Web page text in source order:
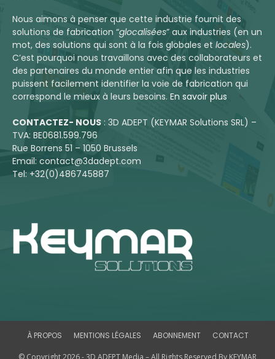
Nous aimons à penser que cette industrie fournit des
solutions de fabrication “glocalisées” aux industries (en un
mot, des solutions qui sont à la fois globales et locales).
C’est pourquoi nous travaillons avec des collaborateurs et
des partenaires du monde entier afin que les industries
puissent facilement identifier la voie de fabrication qui
correspond le mieux à leurs besoins. En savoir plus
CONTACTEZ- NOUS : 3D ADEPT (KEYMAR Solutions SRL) –
TVA: BE0681.599.796
Rue Borrens 51 – 1050 Brussels
Email: contact@3dadept.com
Tel: +32(0)486745887
À PROPOS MENTIONS LÉGALES ABONNEMENT CONTACT
© Copyright 2026 - 3D ADEPT Media – All Rights Reserved By KEYMAR